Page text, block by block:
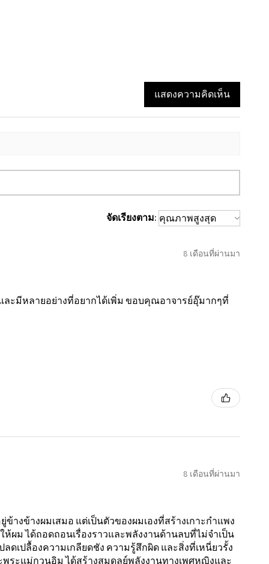
แสดงความคิดเห็น
จัดเรียงตาม:
8 เดือนที่ผ่านมา
ะมีหลายอย่างที่อยากได้เพิ่ม ขอบคุณอาจารย์อุ๊มากๆที่
8 เดือนที่ผ่านมา
งข้างผมเสมอ แต่เป็นตัวของผมเองที่สร้างเกาะกำแพง
ผม ได้ถอดถอนเรื่องราวและพลังงานด้านลบที่ไม่จำเป็น
ดเปลื้องความเกลียดชัง ความรู้สึกผิด และสิ่งที่เหนี่ยวรั้ง
ระแม่กวนอิม ได้สร้างสมดุลย์พลังงานทางเพศหญิงและ